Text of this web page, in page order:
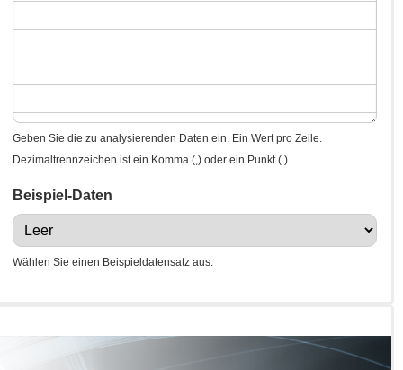
Geben Sie die zu analysierenden Daten ein. Ein Wert pro Zeile.
Dezimaltrennzeichen ist ein Komma (,) oder ein Punkt (.).
Beispiel-Daten
Wählen Sie einen Beispieldatensatz aus.